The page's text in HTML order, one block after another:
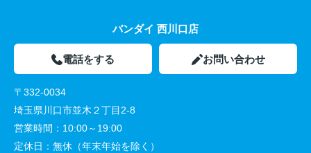
バンダイ 西川口店
電話をする お問い合わせ
〒332-0034
埼玉県川口市並木２丁目2-8
営業時間： 10:00～19:00
定休日： 無休（年末年始を除く）